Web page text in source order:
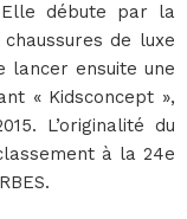
débute par la
de luxe
lancer ensuite une
« Kidsconcept »,
L’originalité du
à la 24e